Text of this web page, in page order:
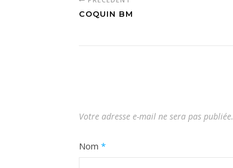
COQUIN BM
Votre adresse e-mail ne sera pas publiée.
Nom *